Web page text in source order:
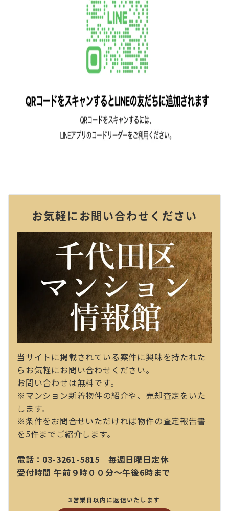
お気軽にお問い合わせください
当サイトに掲載されている案件に興味を持たれた
らお気軽にお問い合わせください。
お問い合わせは無料です。
※マンション新着物件の紹介や、売却査定をいた
します。
※条件をお問合せいただければ物件の査定報告書
を5件までご紹介します。
電話：03-3261-5815 毎週日曜日定休
受付時間 午前９時００分～午後6時まで
3営業日以内に返信いたします